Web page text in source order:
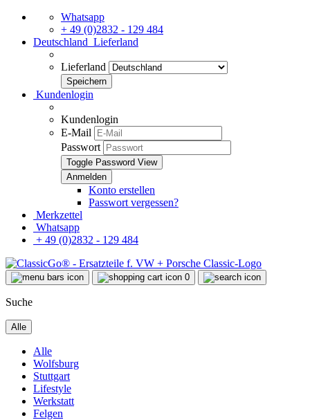
Whatsapp
+ 49 (0)2832 - 129 484
Deutschland Lieferland
Lieferland
Kundenlogin
Kundenlogin
E-Mail
Passwort
Toggle Password View
Konto erstellen
Passwort vergessen?
Merkzettel
Whatsapp
+ 49 (0)2832 - 129 484
0
Suche
Alle
Alle
Wolfsburg
Stuttgart
Lifestyle
Werkstatt
Felgen